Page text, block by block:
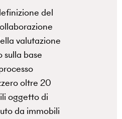
del
valutazione
base
oltre 20
oggetto di
da immobili